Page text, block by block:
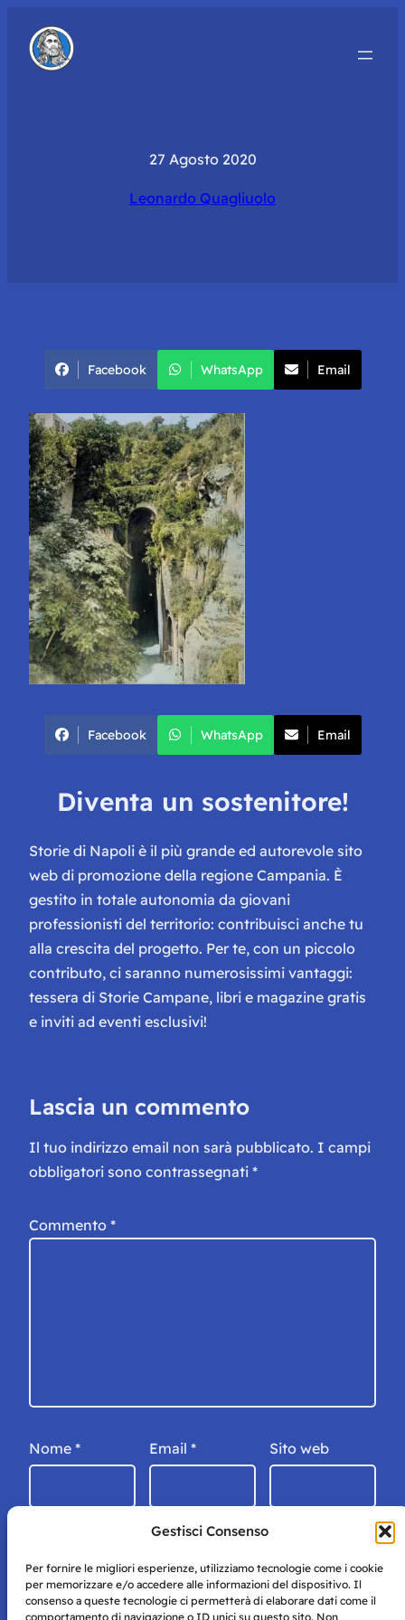
Gestisci Consenso
Per fornire le migliori esperienze, utilizziamo tecnologie come i cookie
per memorizzare e/o accedere alle informazioni del dispositivo. Il
consenso a queste tecnologie ci permetterà di elaborare dati come il
comportamento di navigazione o ID unici su questo sito. Non
27 Agosto 2020
Leonardo Quagliuolo
Facebook WhatsApp Email
Facebook WhatsApp Email
Diventa un sostenitore!
Storie di Napoli è il più grande ed autorevole sito
web di promozione della regione Campania. È
gestito in totale autonomia da giovani
professionisti del territorio: contribuisci anche tu
alla crescita del progetto. Per te, con un piccolo
contributo, ci saranno numerosissimi vantaggi:
tessera di Storie Campane, libri e magazine gratis
e inviti ad eventi esclusivi!
Lascia un commento
Il tuo indirizzo email non sarà pubblicato. I campi
obbligatori sono contrassegnati *
Commento *
Nome * Email * Sito web